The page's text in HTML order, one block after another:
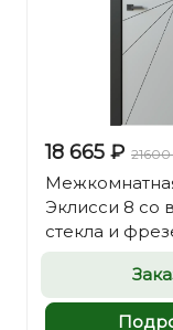
18 665 ₽
Эклисси 8 со
стекла и